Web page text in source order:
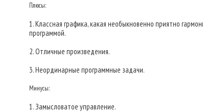
Плюсы:
1. Классная графика, какая необыкновенно приятно
программой.
2. Отличные произведения.
3. Неординарные программные задачи.
Минусы:
1. Замысловатое управление.